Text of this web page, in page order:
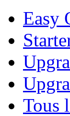
Easy
Tous